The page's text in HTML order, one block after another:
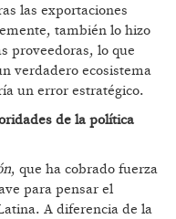
las exportaciones
también lo hizo
proveedoras, lo que
verdadero ecosistema
un error estratégico.
de la política
, que ha cobrado fuerza
para pensar el
A diferencia de la